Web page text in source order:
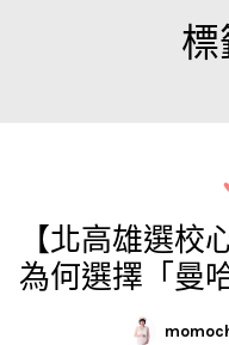
標
【北高雄選校
為何選擇「曼